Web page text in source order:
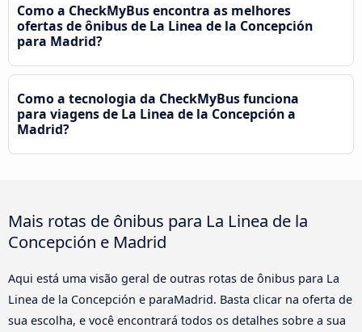
Como a CheckMyBus encontra as melhores
ofertas de ônibus de La Linea de la Concepción
para Madrid?
Como a tecnologia da CheckMyBus funciona
para viagens de La Linea de la Concepción a
Madrid?
Mais rotas de ônibus para La Linea de la
Concepción e Madrid
Aqui está uma visão geral de outras rotas de ônibus para La
Linea de la Concepción e paraMadrid. Basta clicar na oferta de
sua escolha, e você encontrará todos os detalhes sobre a sua